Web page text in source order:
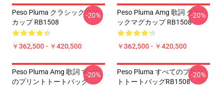
Peso Pluma クラシックマグ
カップ RB1508
￥362,500 - ￥420,500
-20%
Peso Pluma Amg 歌詞 クラシ
ックマグカップ RB1508
￥362,500 - ￥420,500
-20%
Peso Pluma Amg 歌詞 すべて
のプリントトートバッグ
-20%
Peso Pluma すべてのプリン
トトートバッグRB1508
-20%